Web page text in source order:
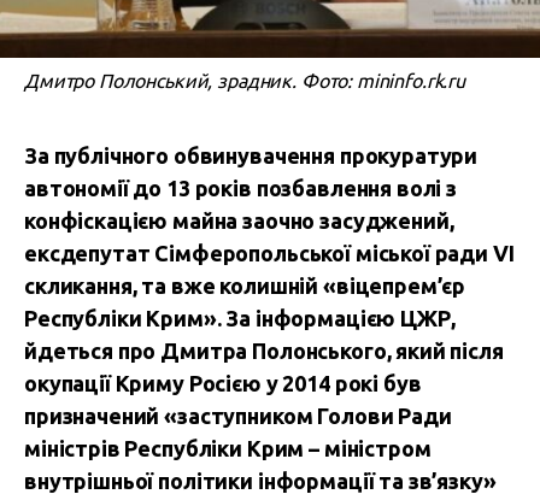
Дмитро Полонський, зрадник. Фото: mininfo.rk.ru
За публічного обвинувачення прокуратури
автономії до 13 років позбавлення волі з
конфіскацією майна заочно засуджений,
ексдепутат Сімферопольської міської ради VI
скликання, та вже колишній «віцепрем’єр
Республіки Крим». За інформацією ЦЖР,
йдеться про Дмитра Полонського, який після
окупації Криму Росією у 2014 рокі був
призначений «заступником Голови Ради
міністрів Республіки Крим – міністром
внутрішньої політики інформації та зв’язку»